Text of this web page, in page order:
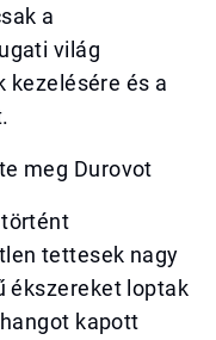
a
világ
kezelésére és a
meg Durovot
tettesek nagy
ékszereket loptak
kapott